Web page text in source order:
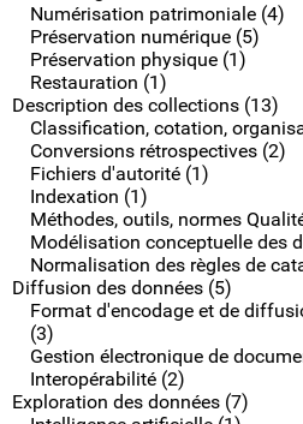
Numérisation patrimoniale (4)
Préservation numérique (5)
Préservation physique (1)
Restauration (1)
Description des collections (13)
Classification, cotation,
Conversions rétrospectives (2)
Fichiers d'autorité (1)
Indexation (1)
Méthodes, outils, normes
Modélisation conceptuelle des
Normalisation des règles de
Diffusion des données (5)
Format d'encodage et de
(3)
Gestion électronique de
Interopérabilité (2)
Exploration des données (7)